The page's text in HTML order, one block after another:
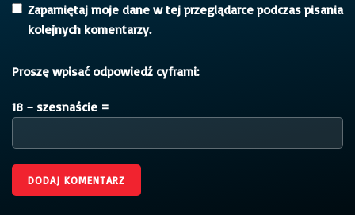
Zapamiętaj moje dane w tej przeglądarce podczas pisania
kolejnych komentarzy.
Proszę wpisać odpowiedź cyframi:
18 − szesnaście =